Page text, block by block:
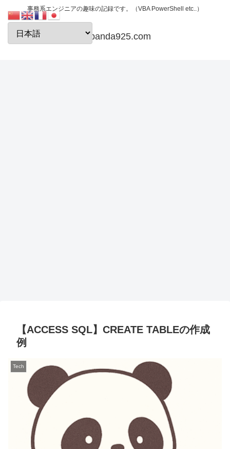
事務系エンジニアの趣味の記録です。（VBA PowerShell etc..）
papanda925.com
【ACCESS SQL】CREATE TABLEの作成
例
Tech